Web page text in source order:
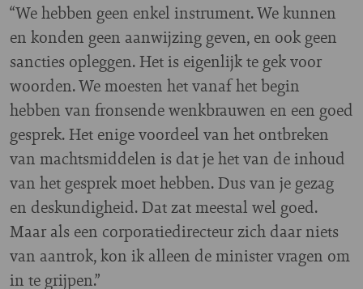
“We hebben geen enkel instrument. We kunnen
en konden geen aanwijzing geven, en ook geen
sancties opleggen. Het is eigenlijk te gek voor
woorden. We moesten het vanaf het begin
hebben van fronsende wenkbrauwen en een goed
gesprek. Het enige voordeel van het ontbreken
van machtsmiddelen is dat je het van de inhoud
van het gesprek moet hebben. Dus van je gezag
en deskundigheid. Dat zat meestal wel goed.
Maar als een corporatiedirecteur zich daar niets
van aantrok, kon ik alleen de minister vragen om
in te grijpen.”